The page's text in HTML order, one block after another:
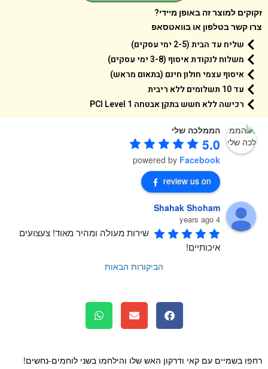
למוצר זה באופן מיידי?
קשר בטלפון או בוואטסאפ
שליח עד הבית (2-5 ימי עסקים)
משלוח לנקודת איסוף (3-8 ימי עסקים)
איסוף עצמי חולון חינם (בתאום מראש)
עד 10 תשלומים ללא ריבית
רכישה ללא חשש בתקן אבטחה 1 PCI Level
הממלכה שלי
5.0
powered byFacebook
review us on
Shahak Shoham
4 years ago
שירות מעולה ומהיר מאוד! צעצועים
איכותיים!
הביקורות הבאות
בשמיים עם קאי ודרקון האש שלו והילחמו בשני לוחמים-נחשים!